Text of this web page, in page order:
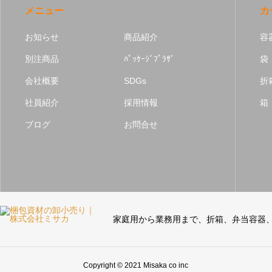
メニュー
お知らせ 商品紹介
別注商品 ﾊﾟｯｹｰｼﾞﾌﾟﾗｻﾞ
会社概要 SDGs
社員紹介 採用情報
ブログ お問合せ
容
袋
折
箱
家庭用から業務用まで、折箱、弁当容器
Copyright © 2021 Misaka co inc